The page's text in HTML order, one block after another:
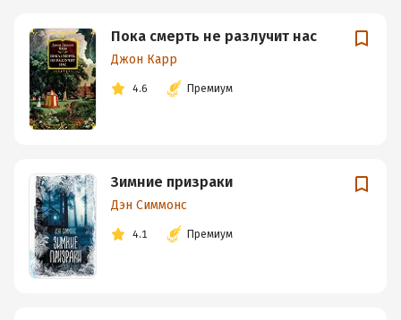
Пока смерть не разлучит нас
Джон Карр
4.6 Премиум
Зимние призраки
Дэн Симмонс
4.1 Премиум